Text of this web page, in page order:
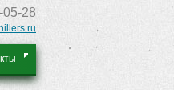
05-28